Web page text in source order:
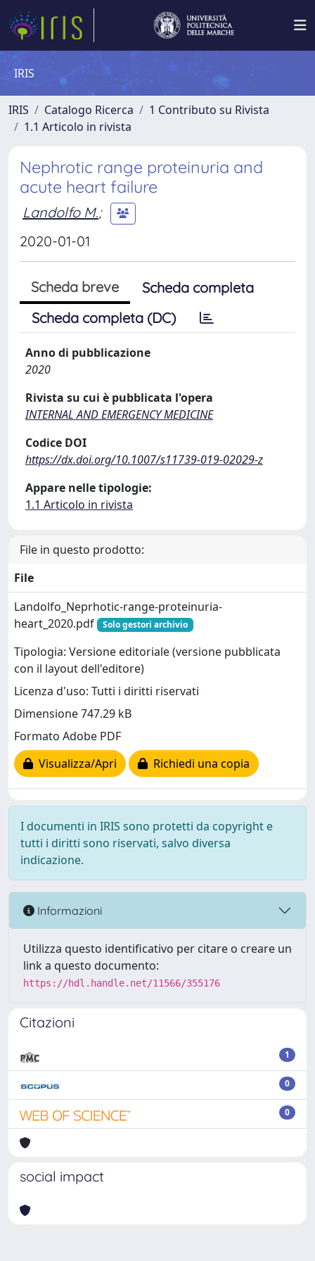
IRIS
IRIS Catalogo Ricerca
1 Contributo su Rivista
1.1 Articolo in rivista
Nephrotic range proteinuria and
acute heart failure
Landolfo M.;
2020-01-01
Scheda breve
Scheda completa
Scheda completa (DC)
Anno di pubblicazione
2020
Rivista su cui è pubblicata l'opera
INTERNAL AND EMERGENCY MEDICINE
Codice DOI
https://dx.doi.org/10.1007/s11739-019-02029-z
Appare nelle tipologie:
1.1 Articolo in rivista
File in questo prodotto:
File
Landolfo_Neprhotic-range-proteinuria-
heart_2020.pdf
Solo gestori archivio
Tipologia: Versione editoriale (versione pubblicata
con il layout dell'editore)
Licenza d'uso: Tutti i diritti riservati
Dimensione 747.29 kB
Formato Adobe PDF
Visualizza/Apri
Richiedi una copia
I documenti in IRIS sono protetti da copyright e
tutti i diritti sono riservati, salvo diversa
indicazione.
Informazioni
Utilizza questo identificativo per citare o creare un
link a questo documento:
https://hdl.handle.net/11566/355176
Citazioni
1
0
0
social impact